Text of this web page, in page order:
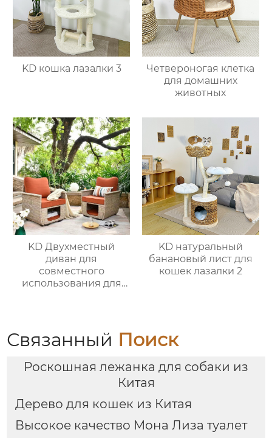
KD кошка лазалки 3
Четвероногая клетка
для домашних
животных
KD Двухместный
диван для
совместного
использования для
KD натуральный
банановый лист для
кошек лазалки 2
Связанный Поиск
Роскошная лежанка для собаки из
Китая
Дерево для кошек из Китая
Высокое качество Мона Лиза туалет